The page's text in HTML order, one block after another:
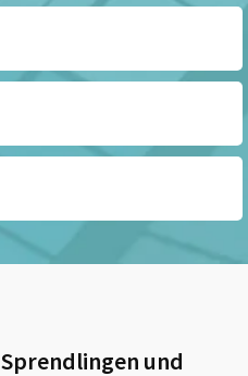
Sprendlingen und